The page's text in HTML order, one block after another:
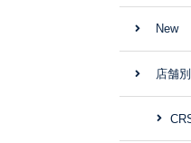
New
店舗別